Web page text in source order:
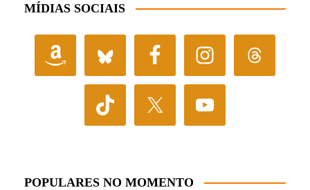
MÍDIAS SOCIAIS
POPULARES NO MOMENTO